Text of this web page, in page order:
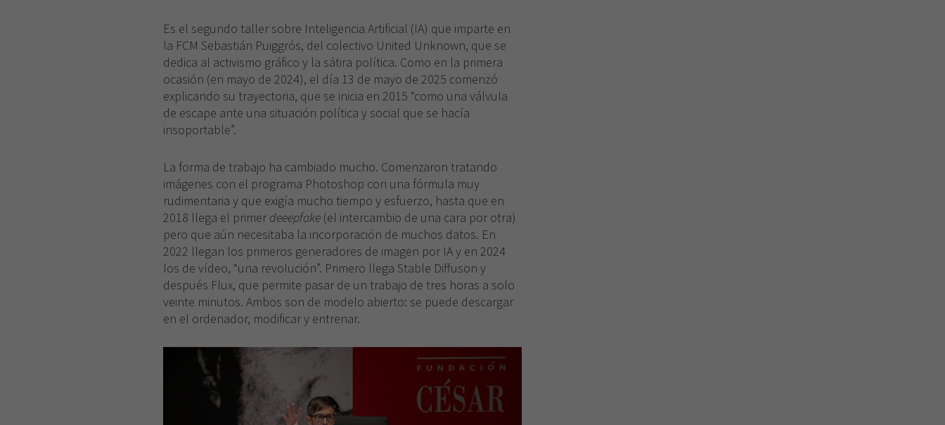
Es el segundo taller sobre Inteligencia Artificial (IA) que imparte en
la FCM Sebastián Puiggrós, del colectivo United Unknown, que se
dedica al activismo gráfico y la sátira política. Como en la primera
ocasión (en mayo de 2024), el día 13 de mayo de 2025 comenzó
explicando su trayectoria, que se inicia en 2015 “como una válvula
de escape ante una situación política y social que se hacía
insoportable”.
La forma de trabajo ha cambiado mucho. Comenzaron tratando
imágenes con el programa Photoshop con una fórmula muy
rudimentaria y que exigía mucho tiempo y esfuerzo, hasta que en
2018 llega el primer deeepfake (el intercambio de una cara por otra)
pero que aún necesitaba la incorporación de muchos datos. En
2022 llegan los primeros generadores de imagen por IA y en 2024
los de vídeo, “una revolución”. Primero llega Stable Diffuson y
después Flux, que permite pasar de un trabajo de tres horas a solo
veinte minutos. Ambos son de modelo abierto: se puede descargar
en el ordenador, modificar y entrenar.